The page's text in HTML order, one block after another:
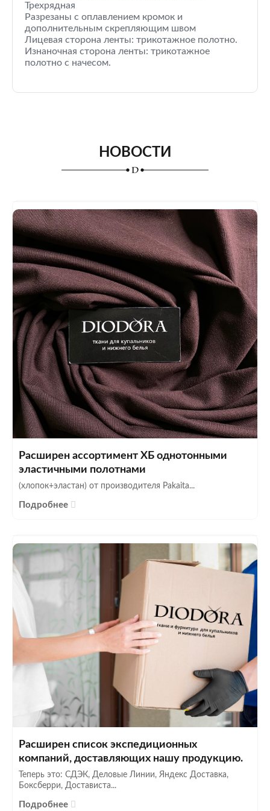
Трехрядная
Разрезаны с оплавлением кромок и
дополнительным скрепляющим швом
Лицевая сторона ленты: трикотажное полотно.
Изнаночная сторона ленты: трикотажное
полотно с начесом.
НОВОСТИ
Расширен ассортимент ХБ однотонными
эластичными полотнами
(хлопок+эластан) от производителя Pakaita...
Подробнее
Расширен список экспедиционных
компаний, доставляющих нашу продукцию.
Теперь это: СДЭК, Деловые Линии, Яндекс Доставка,
Боксберри, Достависта...
Подробнее